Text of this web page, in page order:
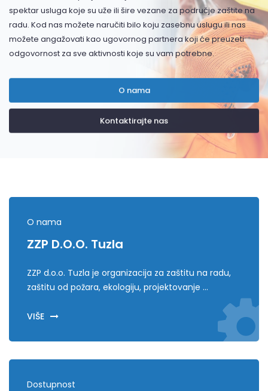
spektar usluga koje su uže ili šire vezane za područje zaštite na
radu. Kod nas možete naručiti bilo koju zasebnu uslugu ili nas
možete angažovati kao ugovornog partnera koji će preuzeti
odgovornost za sve aktivnosti koje su vam potrebne.
O nama
Kontaktirajte nas
O nama
ZZP D.o.o. Tuzla
ZZP d.o.o. Tuzla je organizacija za zaštitu na radu,
zaštitu od požara, ekologiju, projektovanje ...
VIŠE
Dostupnost